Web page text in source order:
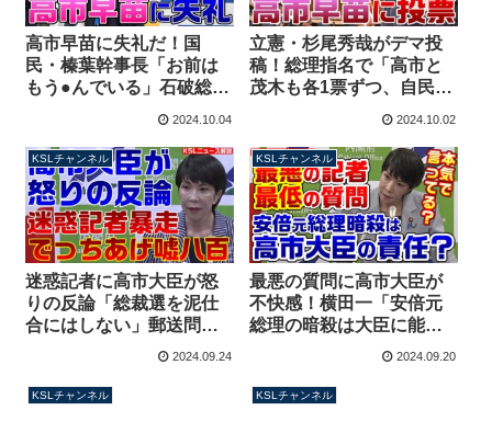
高市早苗に失礼だ！国
民・榛葉幹事長「お前は
もう●んでいる」石破総理
のブログも掘り起こされ
れる【KSLチャンネル】
2024.10.04
立憲・杉尾秀哉がデマ投
稿！総理指名で「高市と
茂木も各1票ずつ、自民党
の投票と判明も謝罪撤回
せず放置【KSLチャンネ
ル】
2024.10.02
KSLチャンネル
迷惑記者に高市大臣が怒
りの反論「総裁選を泥仕
合にはしない」郵送問題
での会見発言に「嘘八百
暴言【KSLチャンネル】
2024.09.24
KSLチャンネル
最悪の質問に高市大臣が
不快感！横田一「安倍元
総理の暗殺は大臣に能力
あれば防げた」高市大臣
したか？」【KSLチャン
2024.09.20
KSLチャンネル KSLチャンネル